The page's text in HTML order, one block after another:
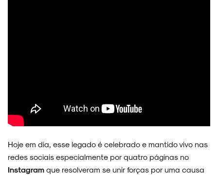
Hoje em dia, esse legado é celebrado e mantido vivo nas
redes sociais especialmente por quatro páginas no
Instagram que resolveram se unir forças por uma causa